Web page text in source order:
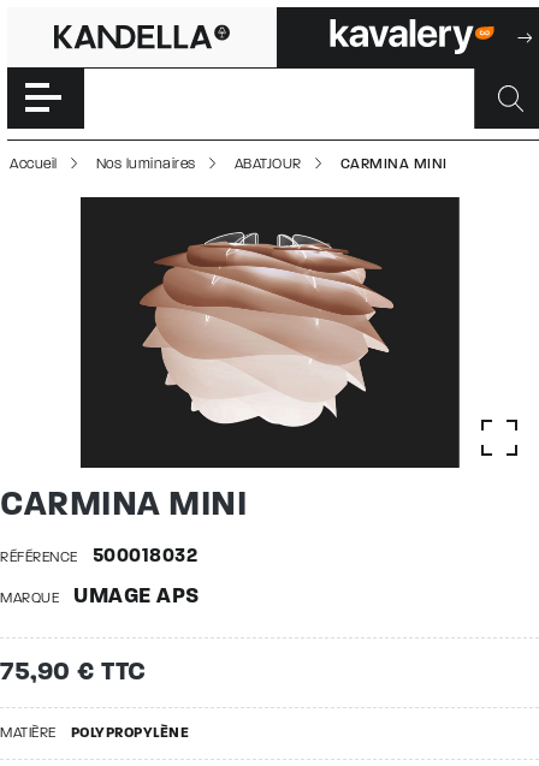
CARMINA MINI
Accéder directement au contenu de la page
Accueil Nos luminaires ABATJOUR CARMINA MINI
CARMINA MINI
RÉFÉRENCE 500018032
MARQUE UMAGE APS
75,90 € TTC
MATIÈRE POLYPROPYLÈNE